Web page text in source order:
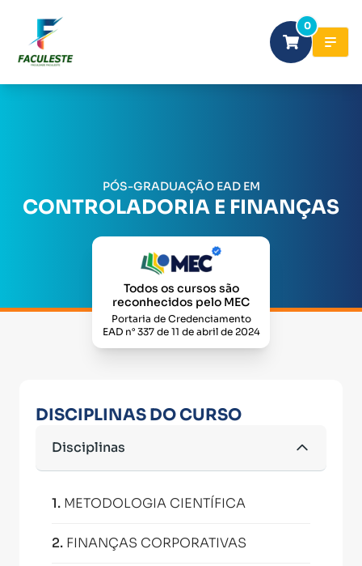
0
PÓS-GRADUAÇÃO EAD EM
CONTROLADORIA E FINANÇAS
Todos os cursos são
reconhecidos pelo MEC
Portaria de Credenciamento
EAD n° 337 de 11 de abril de 2024
DISCIPLINAS DO CURSO
Disciplinas
1. METODOLOGIA CIENTÍFICA
2. FINANÇAS CORPORATIVAS